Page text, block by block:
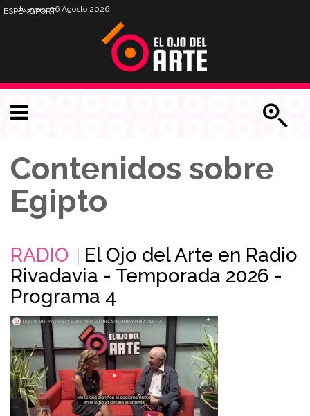
Jueves, 06 Agosto 2026
ESPENGPORT
Contenidos sobre
Egipto
RADIO
El Ojo del Arte en Radio
Rivadavia - Temporada 2026 -
Programa 4